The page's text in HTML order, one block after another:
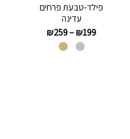
פילד-טבעת פרחים
עדינה
₪199
–
₪259